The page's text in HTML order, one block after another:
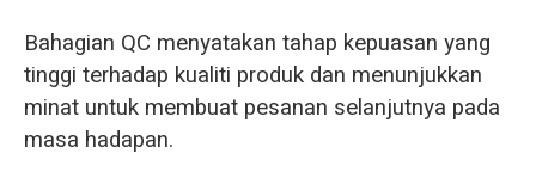
Bahagian QC menyatakan tahap kepuasan yang
tinggi terhadap kualiti produk dan menunjukkan
minat untuk membuat pesanan selanjutnya pada
masa hadapan.